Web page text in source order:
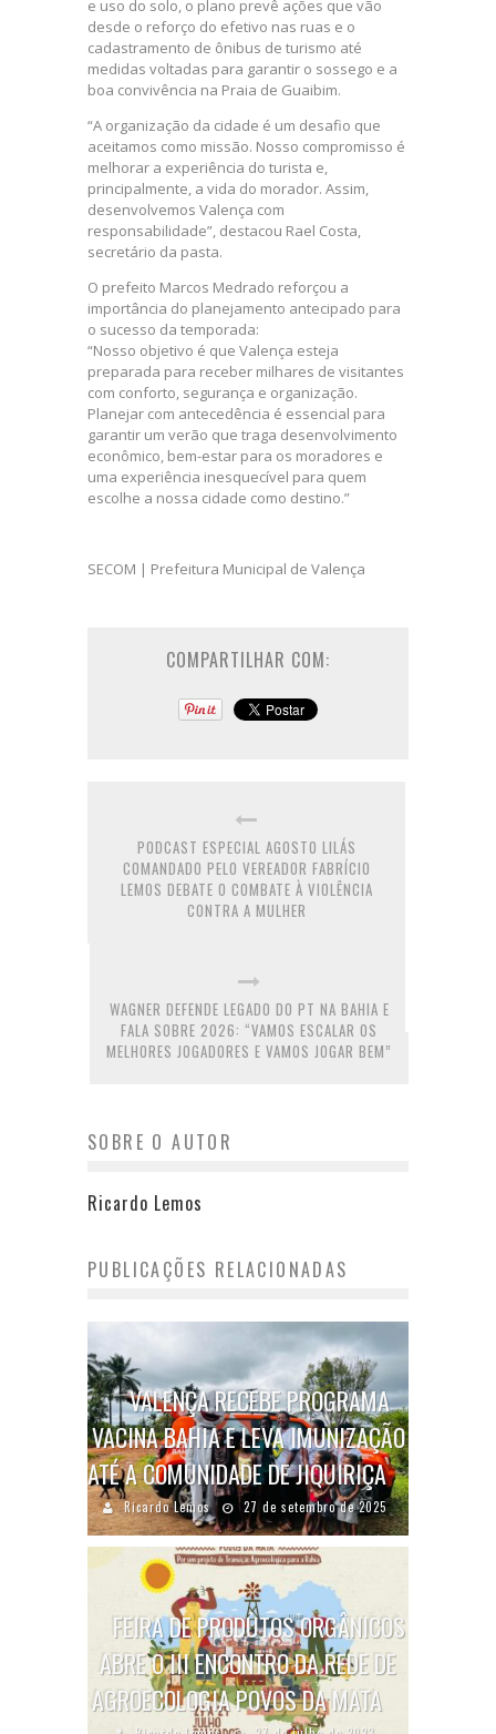
e uso do solo, o plano prevê ações que vão
desde o reforço do efetivo nas ruas e o
cadastramento de ônibus de turismo até
medidas voltadas para garantir o sossego e a
boa convivência na Praia de Guaibim.
“A organização da cidade é um desafio que
aceitamos como missão. Nosso compromisso é
melhorar a experiência do turista e,
principalmente, a vida do morador. Assim,
desenvolvemos Valença com
responsabilidade”, destacou Rael Costa,
secretário da pasta.
O prefeito Marcos Medrado reforçou a
importância do planejamento antecipado para
o sucesso da temporada:
“Nosso objetivo é que Valença esteja
preparada para receber milhares de visitantes
com conforto, segurança e organização.
Planejar com antecedência é essencial para
garantir um verão que traga desenvolvimento
econômico, bem-estar para os moradores e
uma experiência inesquecível para quem
escolhe a nossa cidade como destino.”
SECOM | Prefeitura Municipal de Valença
COMPARTILHAR COM:
PODCAST ESPECIAL AGOSTO LILÁS
COMANDADO PELO VEREADOR FABRÍCIO
LEMOS DEBATE O COMBATE À VIOLÊNCIA
CONTRA A MULHER
WAGNER DEFENDE LEGADO DO PT NA BAHIA E
FALA SOBRE 2026: “VAMOS ESCALAR OS
MELHORES JOGADORES E VAMOS JOGAR BEM”
SOBRE O AUTOR
Ricardo Lemos
PUBLICAÇÕES RELACIONADAS
VALENÇA RECEBE PROGRAMA
VACINA BAHIA E LEVA IMUNIZAÇÃO
ATÉ A COMUNIDADE DE JIQUIRIÇA
Ricardo Lemos 27 de setembro de 2025
FEIRA DE PRODUTOS ORGÂNICOS
ABRE O III ENCONTRO DA REDE DE
AGROECOLOGIA POVOS DA MATA